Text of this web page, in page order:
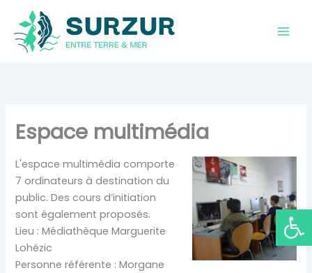
Ouvrir
contenu
Espace multimédia
L'espace multimédia comporte
7 ordinateurs à destination du
public. Des cours d’initiation
sont également proposés.
Lieu : Médiathèque Marguerite
Lohézic
Personne référente : Morgane